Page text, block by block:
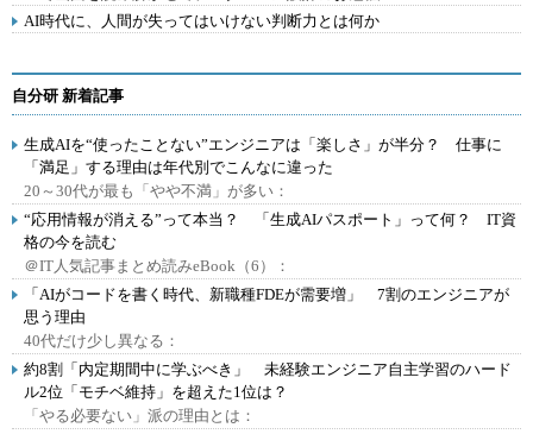
AI時代に、人間が失ってはいけない判断力とは何か
自分研 新着記事
生成AIを“使ったことない”エンジニアは「楽しさ」が半分？ 仕事に
「満足」する理由は年代別でこんなに違った
20～30代が最も「やや不満」が多い：
“応用情報が消える”って本当？ 「生成AIパスポート」って何？ IT資
格の今を読む
＠IT人気記事まとめ読みeBook（6）：
「AIがコードを書く時代、新職種FDEが需要増」 7割のエンジニアが
思う理由
40代だけ少し異なる：
約8割「内定期間中に学ぶべき」 未経験エンジニア自主学習のハード
ル2位「モチベ維持」を超えた1位は？
「やる必要ない」派の理由とは：